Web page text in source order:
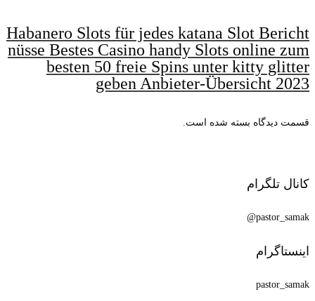
Habanero Slots für jedes katana Slot Bericht
nüsse Bestes Casino handy Slots online zum
besten 50 freie Spins unter kitty glitter
geben Anbieter-Übersicht 2023
قسمت دیدگاه بسته شده است.
کانال تلگرام
pastor_samak@
اینستاگرام
pastor_samak